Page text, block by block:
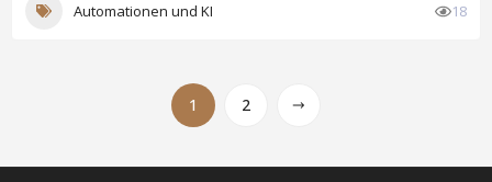
Automationen und KI 18
1 2